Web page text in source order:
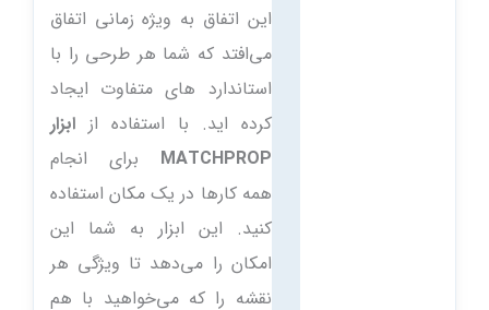
این اتفاق به ویژه زمانی اتفاق
می‌افتد که شما هر طرحی را با
استاندارد های متفاوت ایجاد
کرده اید. با استفاده از ابزار
MATCHPROP برای انجام
همه کارها در یک مکان استفاده
کنید. این ابزار به شما این
امکان را می‌دهد تا ویژگی هر
نقشه را که می‌خواهید با هم